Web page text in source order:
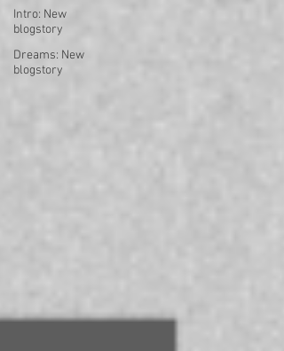
Intro: New
blogstory
Dreams: New
blogstory